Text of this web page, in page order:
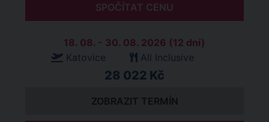
SPOČÍTAT CENU
18. 08. - 30. 08. 2026 (12 dní)
Katovice
All Inclusive
28 022 Kč
ZOBRAZIT TERMÍN